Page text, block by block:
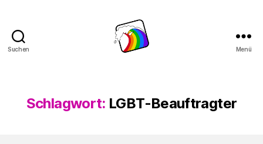
Suchen Menü
Schlagwort: LGBT-Beauftragter